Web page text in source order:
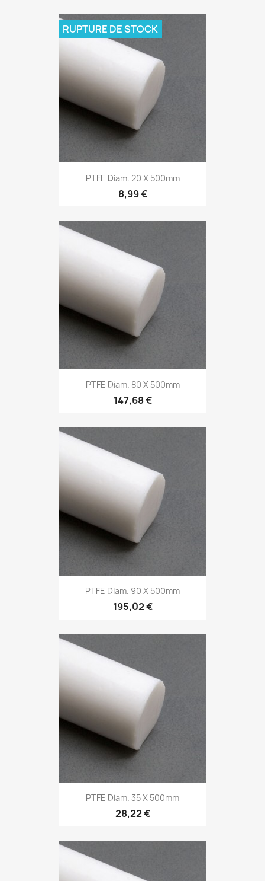
PTFE Diam. 20 X 500mm
8,99 €
RUPTURE DE STOCK
PTFE Diam. 80 X 500mm
147,68 €
PTFE Diam. 90 X 500mm
195,02 €
PTFE Diam. 35 X 500mm
28,22 €